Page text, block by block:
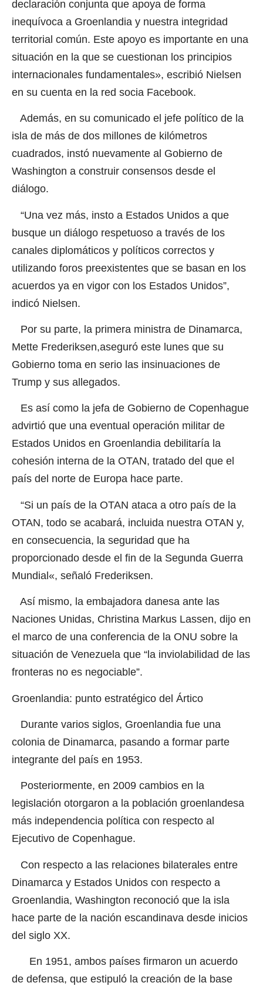
declaración conjunta que apoya de forma
inequívoca a Groenlandia y nuestra integridad
territorial común. Este apoyo es importante en una
situación en la que se cuestionan los principios
internacionales fundamentales», escribió Nielsen
en su cuenta en la red socia Facebook.
Además, en su comunicado el jefe político de la
isla de más de dos millones de kilómetros
cuadrados, instó nuevamente al Gobierno de
Washington a construir consensos desde el
diálogo.
“Una vez más, insto a Estados Unidos a que
busque un diálogo respetuoso a través de los
canales diplomáticos y políticos correctos y
utilizando foros preexistentes que se basan en los
acuerdos ya en vigor con los Estados Unidos”,
indicó Nielsen.
Por su parte, la primera ministra de Dinamarca,
Mette Frederiksen,aseguró este lunes que su
Gobierno toma en serio las insinuaciones de
Trump y sus allegados.
Es así como la jefa de Gobierno de Copenhague
advirtió que una eventual operación militar de
Estados Unidos en Groenlandia debilitaría la
cohesión interna de la OTAN, tratado del que el
país del norte de Europa hace parte.
“Si un país de la OTAN ataca a otro país de la
OTAN, todo se acabará, incluida nuestra OTAN y,
en consecuencia, la seguridad que ha
proporcionado desde el fin de la Segunda Guerra
Mundial«, señaló Frederiksen.
Así mismo, la embajadora danesa ante las
Naciones Unidas, Christina Markus Lassen, dijo en
el marco de una conferencia de la ONU sobre la
situación de Venezuela que “la inviolabilidad de las
fronteras no es negociable”.
Groenlandia: punto estratégico del Ártico
Durante varios siglos, Groenlandia fue una
colonia de Dinamarca, pasando a formar parte
integrante del país en 1953.
Posteriormente, en 2009 cambios en la
legislación otorgaron a la población groenlandesa
más independencia política con respecto al
Ejecutivo de Copenhague.
Con respecto a las relaciones bilaterales entre
Dinamarca y Estados Unidos con respecto a
Groenlandia, Washington reconoció que la isla
hace parte de la nación escandinava desde inicios
del siglo XX.
En 1951, ambos países firmaron un acuerdo
de defensa, que estipuló la creación de la base